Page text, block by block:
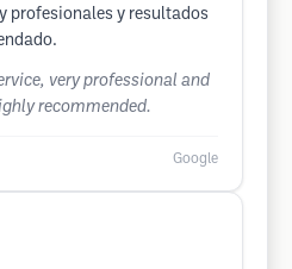
profesionales y resultados
very professional and
recommended.
Google